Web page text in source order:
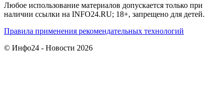
Любое использование материалов допускается только при
наличии ссылки на INFO24.RU; 18+, запрещено для детей.
Правила применения рекомендательных технологий
© Инфо24 - Новости 2026